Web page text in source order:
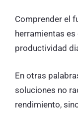
Comprender el
herramientas
productividad
En otras
soluciones no
rendimiento,